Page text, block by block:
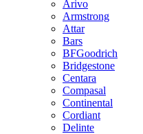
Arivo
Armstrong
Attar
Bars
BFGoodrich
Bridgestone
Centara
Compasal
Continental
Cordiant
Delinte